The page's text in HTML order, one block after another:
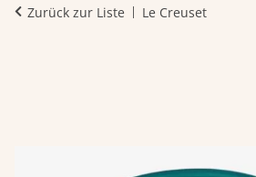
Zurück zur Liste Le Creuset